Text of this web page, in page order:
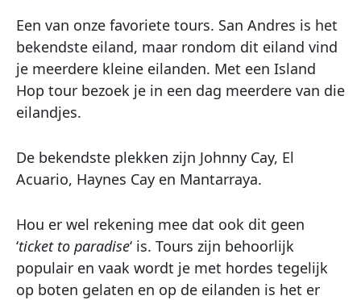
Een van onze favoriete tours. San Andres is het
bekendste eiland, maar rondom dit eiland vind
je meerdere kleine eilanden. Met een Island
Hop tour bezoek je in een dag meerdere van die
eilandjes.
De bekendste plekken zijn Johnny Cay, El
Acuario, Haynes Cay en Mantarraya.
Hou er wel rekening mee dat ook dit geen
‘ticket to paradise‘ is. Tours zijn behoorlijk
populair en vaak wordt je met hordes tegelijk
op boten gelaten en op de eilanden is het er